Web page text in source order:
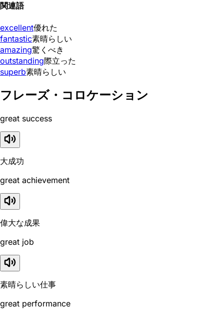
関連語
excellent優れた
fantastic素晴らしい
amazing驚くべき
outstanding際立った
superb素晴らしい
フレーズ・コロケーション
great success
大成功
great achievement
偉大な成果
great job
素晴らしい仕事
great performance